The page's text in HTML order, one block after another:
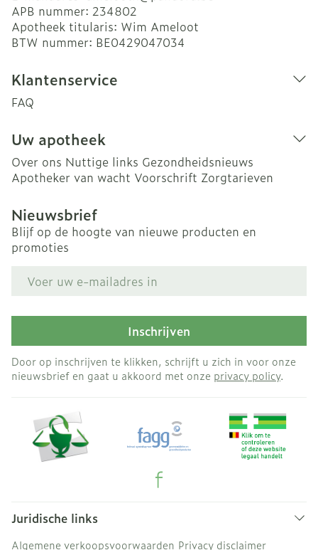
APB nummer: 234802
Apotheek titularis: Wim Ameloot
BTW nummer: BE0429047034
Klantenservice
FAQ
Uw apotheek
Over ons Nuttige links Gezondheidsnieuws
Apotheker van wacht Voorschrift Zorgtarieven
Nieuwsbrief
Blijf op de hoogte van nieuwe producten en
promoties
Inschrijven
Door op inschrijven te klikken, schrijft u zich in voor onze
nieuwsbrief en gaat u akkoord met onze privacy policy.
Juridische links
Algemene verkoopsvoorwaarden Privacy disclaimer